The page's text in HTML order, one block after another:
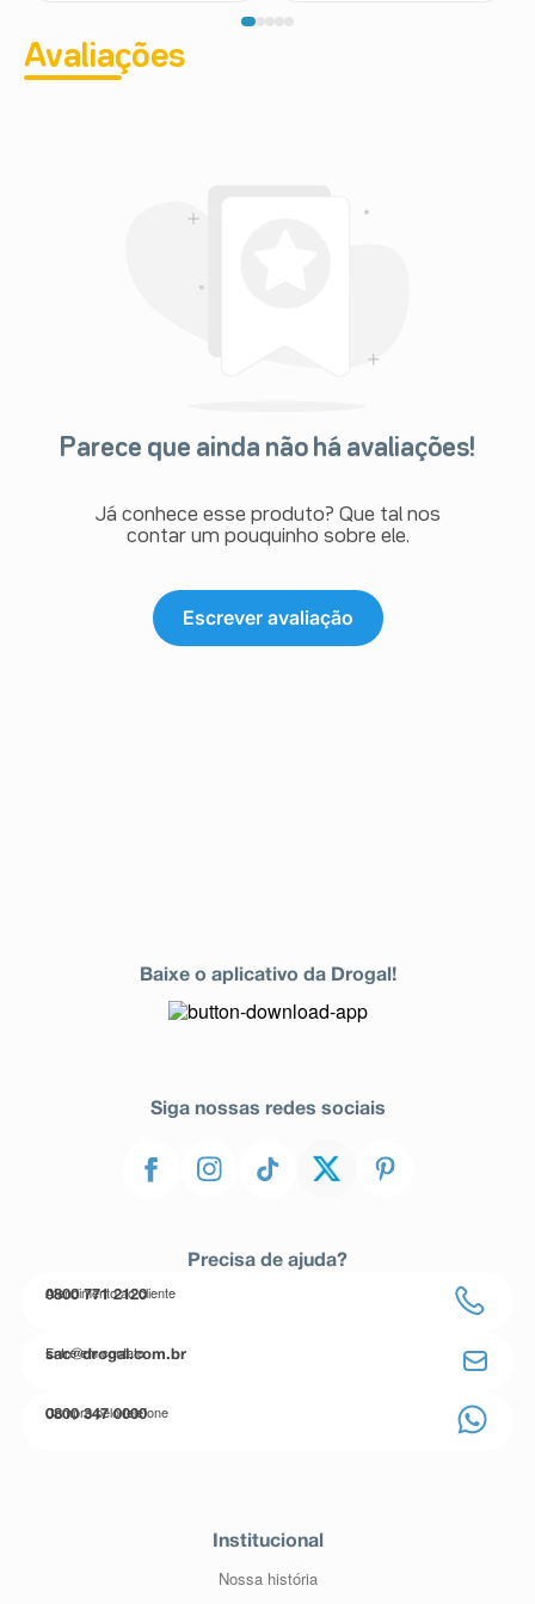
Avaliações
Parece que ainda não há avaliações!
Já conhece esse produto? Que tal nos
contar um pouquinho sobre ele.
Escrever avaliação
Baixe o aplicativo da Drogal!
Siga nossas redes sociais
Precisa de ajuda?
Atendimento ao cliente
0800 771 2120
Entre em contato
sac@drogal.com.br
Compre pelo telefone
0800 347 0000
Institucional
Nossa história